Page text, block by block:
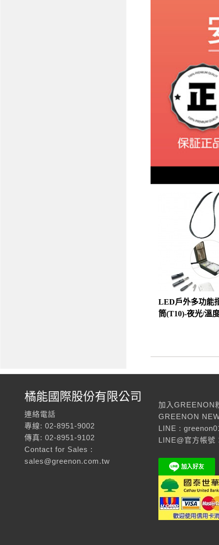
LED戶外多功能
筒(T10)-夜光/溫
橘能國際股份有限公司
連絡電話
專線: 02-8951-9002
傳真: 02-8951-9102
Contact for Sales :
sales@greenon.com.tw
加入GREENON
GREENON
LINE :
LINE@官方帳號